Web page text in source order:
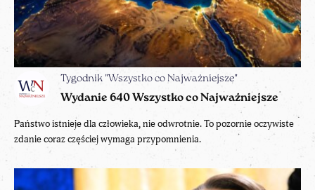
Tygodnik "Wszystko co Najważniejsze"
Wydanie 640 Wszystko co Najważniejsze
Państwo istnieje dla człowieka, nie odwrotnie. To pozornie oczywiste
zdanie coraz częściej wymaga przypomnienia.